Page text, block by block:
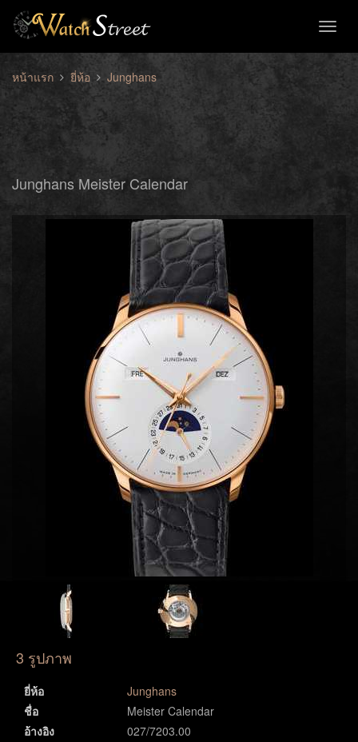
หน้าแรก ยี่ห้อ Junghans
Junghans Meister Calendar
3 รูปภาพ
ยี่ห้อ
Junghans
ชื่อ
Meister Calendar
อ้างอิง
027/7203.00